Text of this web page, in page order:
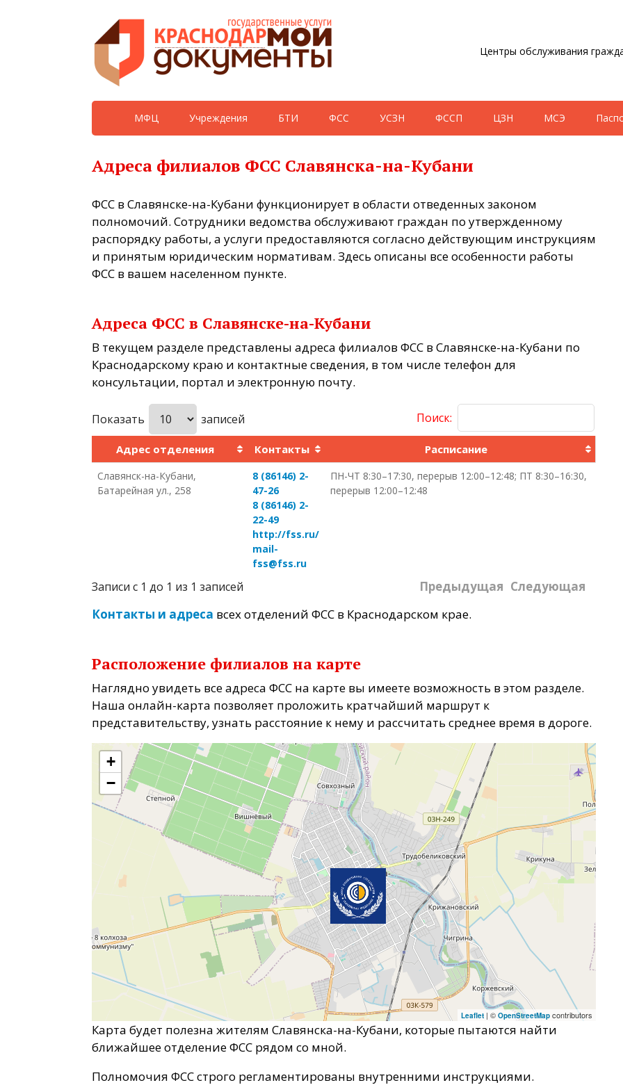
Центры обслуживания
МФЦ Учреждения БТИ ФСС УСЗН ФССП ЦЗН МСЭ
Адреса филиалов ФСС Славянска-на-Кубани
ФСС в Славянске-на-Кубани функционирует в области отведенных законом
полномочий. Сотрудники ведомства обслуживают граждан по утвержденному
распорядку работы, а услуги предоставляются согласно действующим инструкциям
и принятым юридическим нормативам. Здесь описаны все особенности работы
ФСС в вашем населенном пункте.
Адреса ФСС в Славянске-на-Кубани
В текущем разделе представлены адреса филиалов ФСС в Славянске-на-Кубани по
Краснодарскому краю и контактные сведения, в том числе телефон для
консультации, портал и электронную почту.
Показать записей Поиск:
Адрес отделения Контакты Расписание
Славянск-на-Кубани,
Батарейная ул., 258
8 (86146) 2-
47-26
8 (86146) 2-
22-49
http://fss.ru/
mail-
fss@fss.ru
ПН-ЧТ 8:30–17:30, перерыв 12:00–12:48; ПТ 8:30–16:30,
перерыв 12:00–12:48
Записи с 1 до 1 из 1 записей Предыдущая Следующая
Контакты и адреса всех отделений ФСС в Краснодарском крае.
Расположение филиалов на карте
Наглядно увидеть все адреса ФСС на карте вы имеете возможность в этом разделе.
Наша онлайн-карта позволяет проложить кратчайший маршрут к
представительству, узнать расстояние к нему и рассчитать среднее время в дороге.
+
−
Leaflet | © OpenStreetMap contributors
Карта будет полезна жителям Славянска-на-Кубани, которые пытаются найти
ближайшее отделение ФСС рядом со мной.
Полномочия ФСС строго регламентированы внутренними инструкциями.